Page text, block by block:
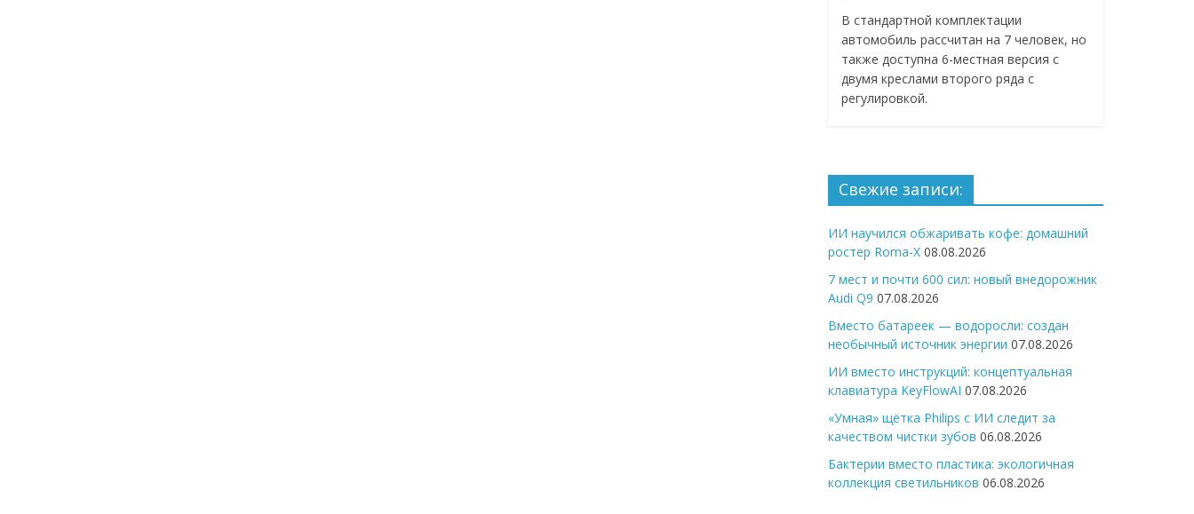
В стандартной комплектации
автомобиль рассчитан на 7 человек, но
также доступна 6-местная версия с
двумя креслами второго ряда с
регулировкой.
Свежие записи:
ИИ научился обжаривать кофе: домашний
ростер Roma-X 08.08.2026
7 мест и почти 600 сил: новый внедорожник
Audi Q9 07.08.2026
Вместо батареек — водоросли: создан
необычный источник энергии 07.08.2026
ИИ вместо инструкций: концептуальная
клавиатура KeyFlowAI 07.08.2026
«Умная» щётка Philips с ИИ следит за
качеством чистки зубов 06.08.2026
Бактерии вместо пластика: экологичная
коллекция светильников 06.08.2026